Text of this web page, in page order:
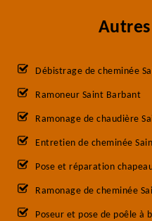
Débistrage de cheminée
Ramoneur Saint Barbant
Ramonage de chaudière
Entretien de cheminée
Pose et réparation
Ramonage de cheminée
Poseur et pose de poêle à